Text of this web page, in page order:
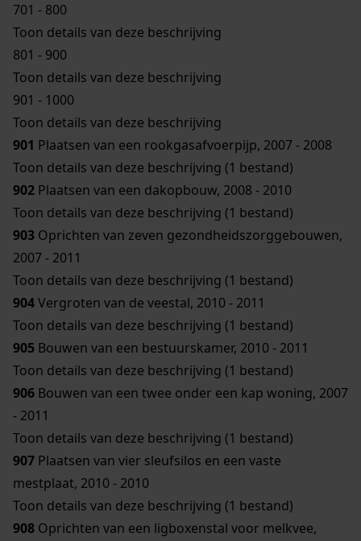
701 - 800
Toon details van deze beschrijving
801 - 900
Toon details van deze beschrijving
901 - 1000
Toon details van deze beschrijving
901 Plaatsen van een rookgasafvoerpijp, 2007 - 2008
Toon details van deze beschrijving (1 bestand)
902 Plaatsen van een dakopbouw, 2008 - 2010
Toon details van deze beschrijving (1 bestand)
903 Oprichten van zeven gezondheidszorggebouwen,
2007 - 2011
Toon details van deze beschrijving (1 bestand)
904Vergroten van de veestal, 2010 - 2011
Toon details van deze beschrijving (1 bestand)
905 Bouwen van een bestuurskamer, 2010 - 2011
Toon details van deze beschrijving (1 bestand)
906 Bouwen van een twee onder een kap woning, 2007
- 2011
Toon details van deze beschrijving (1 bestand)
907 Plaatsen van vier sleufsilos en een vaste
mestplaat, 2010 - 2010
Toon details van deze beschrijving (1 bestand)
908 Oprichten van een ligboxenstal voor melkvee,